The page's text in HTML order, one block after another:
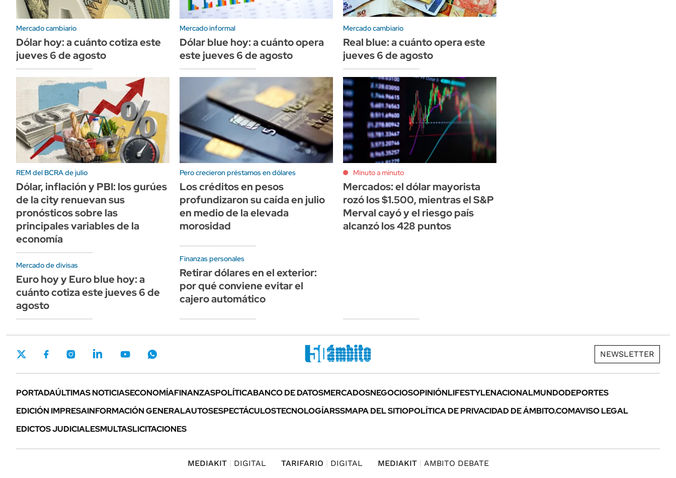
Mercado cambiario
Dólar hoy: a cuánto cotiza este
jueves 6 de agosto
Mercado informal
Dólar blue hoy: a cuánto opera
este jueves 6 de agosto
Mercado cambiario
Real blue: a cuánto opera este
jueves 6 de agosto
REM del BCRA de julio
Dólar, inflación y PBI: los gurúes
de la city renuevan sus
pronósticos sobre las
principales variables de la
economía
Mercado de divisas
Euro hoy y Euro blue hoy: a
cuánto cotiza este jueves 6 de
agosto
Pero crecieron préstamos en dólares
Los créditos en pesos
profundizaron su caída en julio
en medio de la elevada
morosidad
Finanzas personales
Retirar dólares en el exterior:
por qué conviene evitar el
cajero automático
Minuto a minuto
Mercados: el dólar mayorista
rozó los $1.500, mientras el S&P
Merval cayó y el riesgo país
alcanzó los 428 puntos
NEWSLETTER
PORTADAÚLTIMAS NOTICIASECONOMÍAFINANZASPOLÍTICABANCO DE DATOSMERCADOSNEGOCIOSOPINIÓNLIFESTYLENACIONALMUNDODEPORTES
EDICIÓN IMPRESAINFORMACIÓN GENERALAUTOSESPECTÁCULOSTECNOLOGÍARSSMAPA DEL SITIOPOLÍTICA DE PRIVACIDAD DE ÁMBITO.COMAVISO LEGAL
EDICTOS JUDICIALESMULTASLICITACIONES
MEDIAKIT DIGITAL TARIFARIO DIGITAL MEDIAKIT AMBITO DEBATE